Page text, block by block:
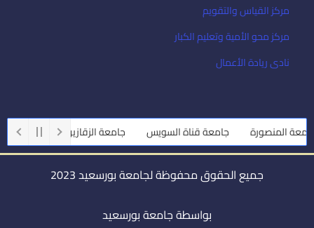
مركز القياس والتقويم
مركز محو الأمية وتعليم الكبار
نادى ريادة الأعمال
المنصورة جامعة قناة السويس جامعة الزقازيق جامعة
جميع الحقوق محفوظة لجامعة بورسعيد 2023
بواسطة جامعة بورسعيد